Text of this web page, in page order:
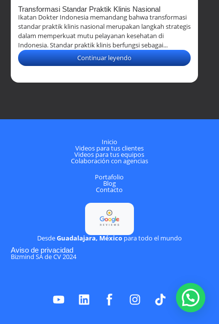
Transformasi Standar Praktik Klinis Nasional
Ikatan Dokter Indonesia memandang bahwa transformasi
standar praktik klinis nasional merupakan langkah strategis
dalam memperkuat mutu pelayanan kesehatan di
Indonesia. Standar praktik klinis berfungsi sebagai...
Continuar leyendo
Inicio
Videos para tus clientes
Videos para tus equipos
Colaboración con agencias
Portafolio
Blog
Contacto
DesdeGuadalajara, Méxicopara todo el mundo
Aviso de privacidad
Bizmind SA de CV 2024